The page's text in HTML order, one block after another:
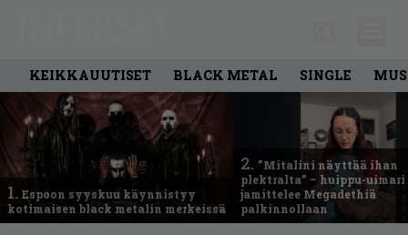
KEIKKAUUTISET BLACK METAL SINGLE
1. Espoon syyskuu käynnistyy
kotimaisen black metalin merkeissä
2. ”Mitalini näyttää ihan
plektralta” – huippu-uimari
jamittelee Megadethiä
palkinnollaan